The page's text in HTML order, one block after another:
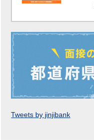
Tweets by jinjibank